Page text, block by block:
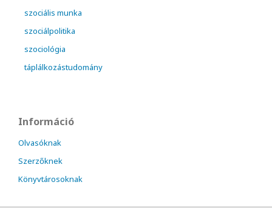
szociális munka
szociálpolitika
szociológia
táplálkozástudomány
Információ
Olvasóknak
Szerzőknek
Könyvtárosoknak